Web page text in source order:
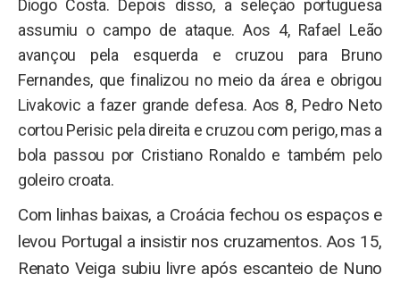
Diogo Costa. Depois disso, a seleção portuguesa
assumiu o campo de ataque. Aos 4, Rafael Leão
avançou pela esquerda e cruzou para Bruno
Fernandes, que finalizou no meio da área e obrigou
Livakovic a fazer grande defesa. Aos 8, Pedro Neto
cortou Perisic pela direita e cruzou com perigo, mas a
bola passou por Cristiano Ronaldo e também pelo
goleiro croata.
Com linhas baixas, a Croácia fechou os espaços e
levou Portugal a insistir nos cruzamentos. Aos 15,
Renato Veiga subiu livre após escanteio de Nuno